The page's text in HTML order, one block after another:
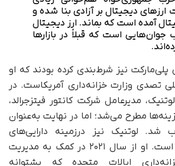
ارزهای دیجیتال بر آزادی بنا شده و
آمده است که بماند. ارز دیجیتال
است که قبلاً در بازارها
پلی‌مارکت نیز شرط‌بندی کرده بودند که او
تصدی وزارت خزانه‌داری آمریکاست. در
مدیرعامل شرکت کانتور فیتزجرالد،
مطرح می‌شد؛ اما در نهایت به‌عنوان
شد. لوتنیک نیز در‌زمینه دارایی‌های
دیجیتال فعالیت کرد است. او از سال ۲۰۲۱ در کمک به مدیریت
ایالات متحده که پشتوانه